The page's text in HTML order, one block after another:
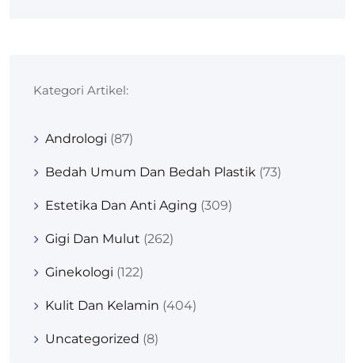
Kategori Artikel:
Andrologi (87)
Bedah Umum Dan Bedah Plastik (73)
Estetika Dan Anti Aging (309)
Gigi Dan Mulut (262)
Ginekologi (122)
Kulit Dan Kelamin (404)
Uncategorized (8)